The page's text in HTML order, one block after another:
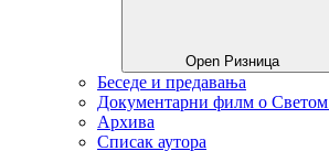
Open Ризница
Беседе и предавања
Документарни филм о Светом
Архива
Списак аутора